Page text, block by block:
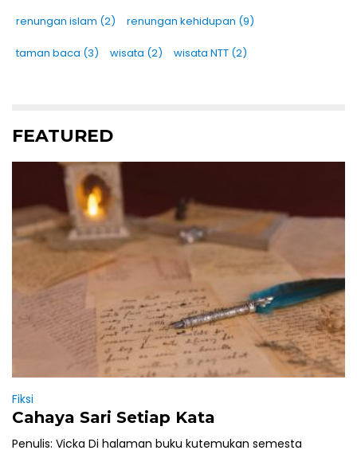
renungan islam (2) renungan kehidupan (9)
taman baca (3) wisata (2) wisata NTT (2)
FEATURED
Fiksi
Cahaya Sari Setiap Kata
Penulis: Vicka Di halaman buku kutemukan semesta